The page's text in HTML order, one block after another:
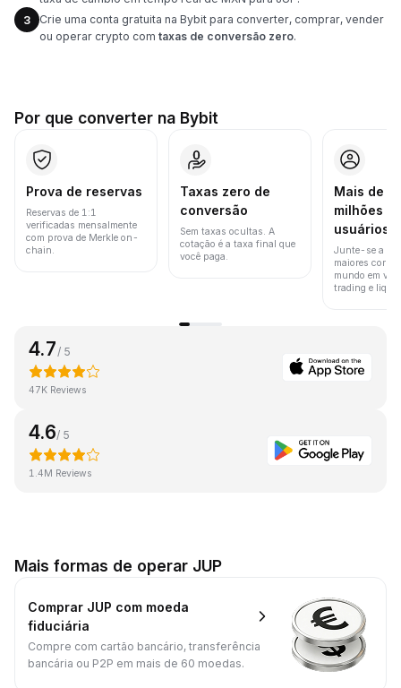
3
Crie uma conta gratuita na Bybit para converter, comprar, vender
ou operar crypto com taxas de conversão zero.
Por que converter na Bybit
Prova de reservas
Reservas de 1:1
verificadas mensalmente
com prova de Merkle on-
chain.
Taxas zero de
conversão
Sem taxas ocultas. A
cotação é a taxa final que
você paga.
Mais de
milhões
usuários
Junte-se a
maiores
mundo em
trading e
4.7 / 5
47K Reviews
4.6/ 5
1.4M Reviews
Mais formas de operar JUP
Comprar JUP com moeda
fiduciária
Compre com cartão bancário, transferência
bancária ou P2P em mais de 60 moedas.